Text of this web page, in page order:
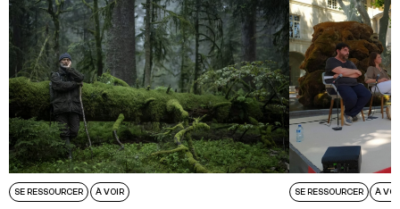
SE RESSOURCER À VOIR SE RESSOURCER À